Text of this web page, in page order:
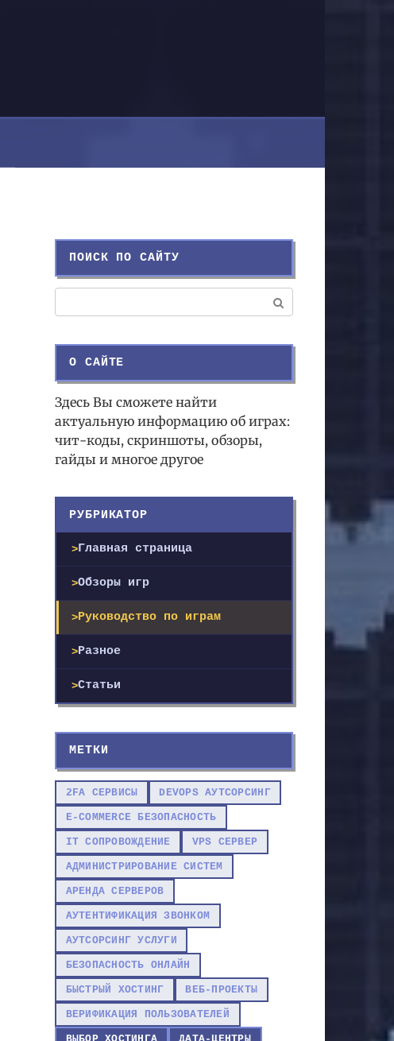
ПОИСК ПО САЙТУ
О САЙТЕ
Здесь Вы сможете найти
актуальную информацию об играх:
чит-коды, скриншоты, обзоры,
гайды и многое другое
РУБРИКАТОР
Главная страница
Обзоры игр
Руководство по играм
Разное
Статьи
МЕТКИ
2FA СЕРВИСЫ DEVOPS АУТСОРСИНГ
E-COMMERCE БЕЗОПАСНОСТЬ
IT СОПРОВОЖДЕНИЕ VPS СЕРВЕР
АДМИНИСТРИРОВАНИЕ СИСТЕМ
АРЕНДА СЕРВЕРОВ
АУТЕНТИФИКАЦИЯ ЗВОНКОМ
АУТСОРСИНГ УСЛУГИ
БЕЗОПАСНОСТЬ ОНЛАЙН
БЫСТРЫЙ ХОСТИНГ ВЕБ-ПРОЕКТЫ
ВЕРИФИКАЦИЯ ПОЛЬЗОВАТЕЛЕЙ
ВЫБОР ХОСТИНГА ДАТА-ЦЕНТРЫ